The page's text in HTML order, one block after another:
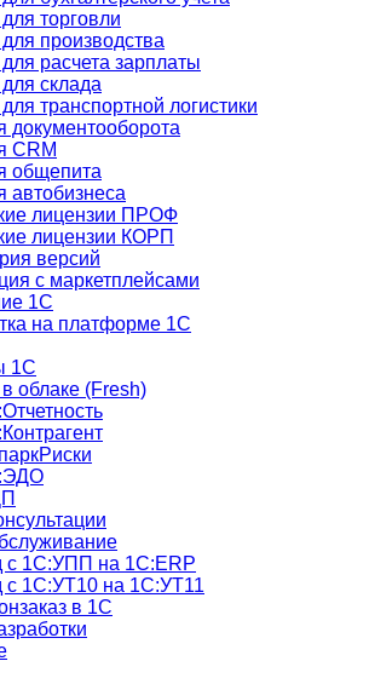
торговли
производства
расчета зарплаты
склада
транспортной логистики
документооборота
CRM
общепита
автобизнеса
лицензии ПРОФ
лицензии КОРП
версий
с маркетплейсами
1С
на платформе 1С
1С
облаке (Fresh)
с 1С:УПП на 1С:ERP
с 1С:УТ10 на 1С:УТ11
в 1С